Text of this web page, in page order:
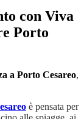
con Viva
Porto
a Porto Cesareo,
è pensata per